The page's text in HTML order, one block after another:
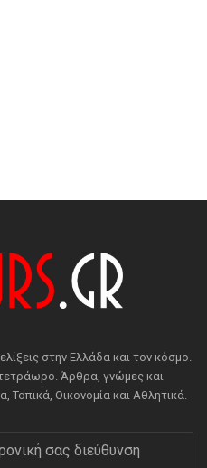
στην Ελλάδα και τον κόσμο.
Άρθρα, γνώμες και
Τοπικά, Οικονομία και Αθλητικά.